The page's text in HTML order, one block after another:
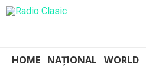
HOME NAȚIONAL WORLD